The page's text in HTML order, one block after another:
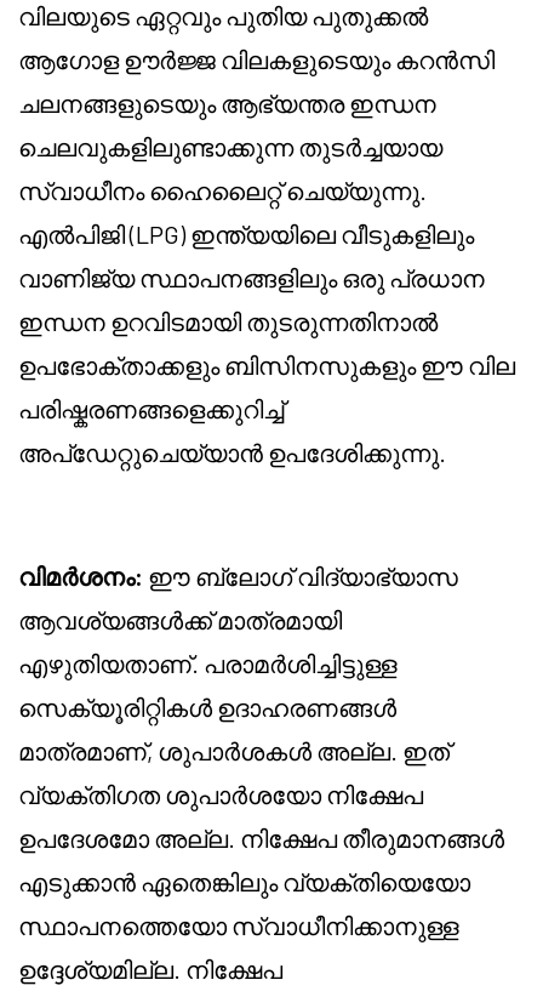
വിലയുടെ ഏറ്റവും പുതിയ പുതുക്കൽ
ആഗോള ഊർജ്ജ വിലകളുടെയും കറൻസി
ചലനങ്ങളുടെയും ആഭ്യന്തര ഇന്ധന
ചെലവുകളിലുണ്ടാക്കുന്ന തുടർച്ചയായ
സ്വാധീനം ഹൈലൈറ്റ് ചെയ്യുന്നു.
എൽപിജി (LPG) ഇന്ത്യയിലെ വീടുകളിലും
വാണിജ്യ സ്ഥാപനങ്ങളിലും ഒരു പ്രധാന
ഇന്ധന ഉറവിടമായി തുടരുന്നതിനാൽ
ഉപഭോക്താക്കളും ബിസിനസുകളും ഈ വില
പരിഷ്കരണങ്ങളെക്കുറിച്ച്
അപ്‌ഡേറ്റുചെയ്യാൻ ഉപദേശിക്കുന്നു.
വിമർശനം: ഈ ബ്ലോഗ് വിദ്യാഭ്യാസ
ആവശ്യങ്ങൾക്ക് മാത്രമായി
എഴുതിയതാണ്. പരാമർശിച്ചിട്ടുള്ള
സെക്യൂരിറ്റികൾ ഉദാഹരണങ്ങൾ
മാത്രമാണ്, ശുപാർശകൾ അല്ല. ഇത്
വ്യക്തിഗത ശുപാർശയോ നിക്ഷേപ
ഉപദേശമോ അല്ല. നിക്ഷേപ തീരുമാനങ്ങൾ
എടുക്കാൻ ഏതെങ്കിലും വ്യക്തിയെയോ
സ്ഥാപനത്തെയോ സ്വാധീനിക്കാനുള്ള
ഉദ്ദേശ്യമില്ല. നിക്ഷേപ